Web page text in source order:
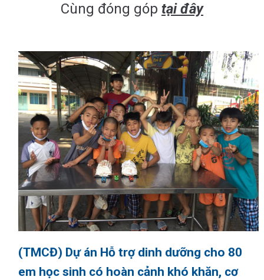
Cùng đóng góp tại đây
(TMCĐ) Dự án Hỗ trợ dinh dưỡng cho 80
em học sinh có hoàn cảnh khó khăn, cơ